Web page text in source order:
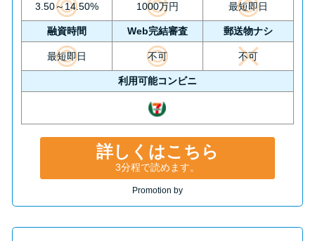
3.50～14.50% 1000万円 最短即日
融資時間 Web完結審査 郵送物ナシ
最短即日 不可 不可
利用可能コンビニ
詳しくはこちら
3分程で読めます。
Promotion by